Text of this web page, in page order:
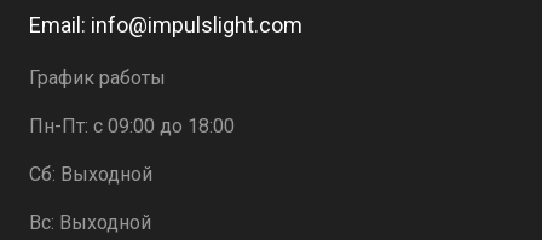
Email: info@impulslight.com
График работы
Пн-Пт: с 09:00 до 18:00
Сб: Выходной
Вс: Выходной